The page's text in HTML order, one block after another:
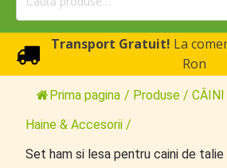
Transport Gratuit! La
Ron
Prima pagina / Produse / CÂINI
Haine & Accesorii /
Set ham si lesa pentru caini de talie